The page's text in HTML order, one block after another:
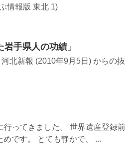
情報版 東北 1)
手県人の功績」
北新報 (2010年9月5日) からの抜
ってきました。 世界遺産登録前
です。 とても静かで、 ...